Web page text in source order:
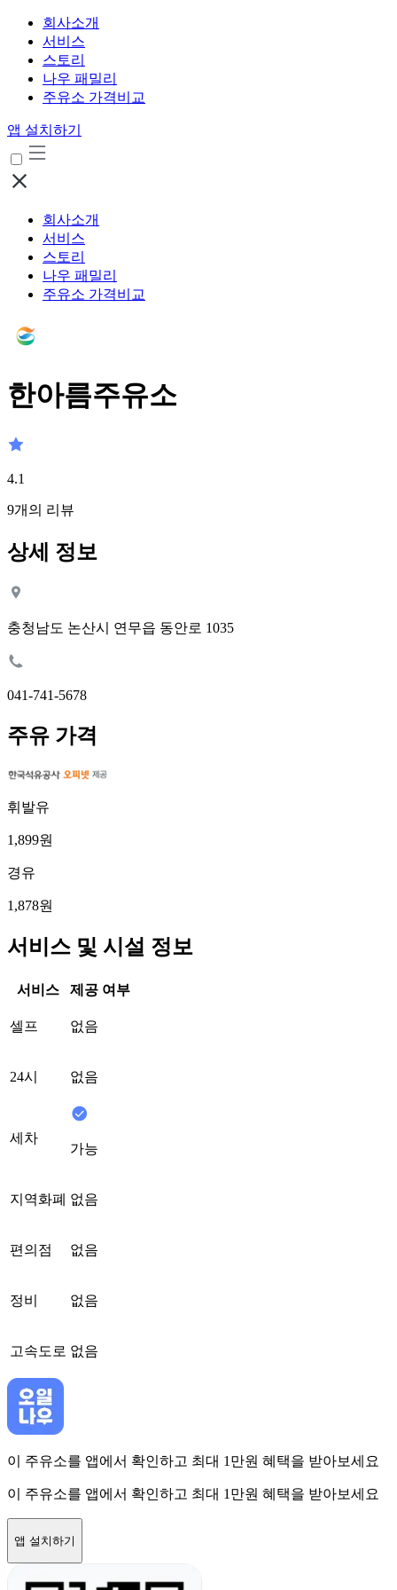
회사소개
서비스
스토리
나우 패밀리
주유소 가격비교
앱 설치하기
회사소개
서비스
스토리
나우 패밀리
주유소 가격비교
한아름주유소
4.1
9개의 리뷰
상세 정보
충청남도 논산시 연무읍 동안로 1035
041-741-5678
주유 가격
휘발유
1,899원
경유
1,878원
서비스 및 시설 정보
서비스 제공 여부
셀프 없음
24시 없음
세차
가능
지역화폐 없음
편의점 없음
정비 없음
고속도로 없음
이 주유소를 앱에서 확인하고 최대 1만원 혜택을 받아보세요
이 주유소를 앱에서 확인하고 최대 1만원 혜택을 받아보세요
앱 설치하기